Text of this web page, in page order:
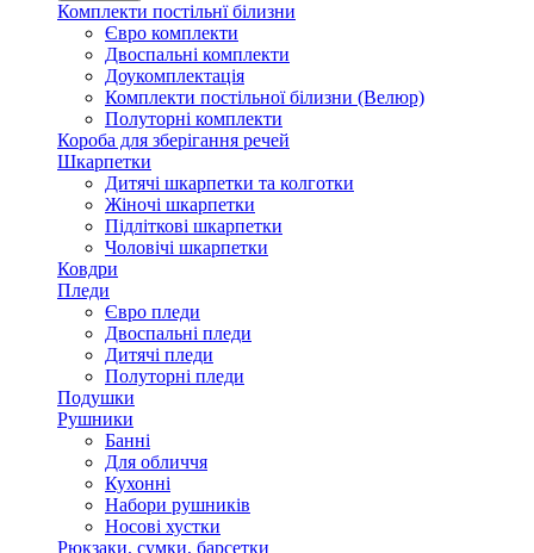
Комплекти постільнї білизни
Євро комплекти
Двоспальні комплекти
Доукомплектація
Комплекти постільної білизни (Велюр)
Полуторні комплекти
Короба для зберігання речей
Шкарпетки
Дитячі шкарпетки та колготки
Жіночі шкарпетки
Підліткові шкарпетки
Чоловічі шкарпетки
Ковдри
Пледи
Євро пледи
Двоспальні пледи
Дитячі пледи
Полуторні пледи
Подушки
Рушники
Банні
Для обличчя
Кухонні
Набори рушників
Носові хустки
Рюкзаки, сумки, барсетки